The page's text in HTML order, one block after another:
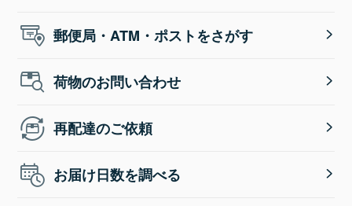
郵便局・ATM・ポストをさがす
荷物のお問い合わせ
再配達のご依頼
お届け日数を調べる